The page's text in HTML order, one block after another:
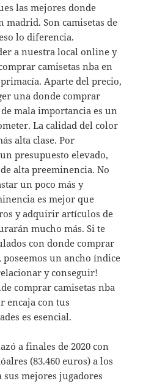
las mejores donde
madrid. Son camisetas de
lo diferencia.
a nuestra local online y
camisetas nba en
Aparte del precio,
una donde comprar
mala importancia es un
La calidad del color
alta clase. Por
presupuesto elevado,
alta preeminencia. No
un poco más y
es mejor que
y adquirir artículos de
mucho más. Si te
con donde comprar
un ancho índice
y conseguir!
comprar camisetas nba
encaja con tus
es esencial.
a finales de 2020 con
(83.460 euros) a los
sus mejores jugadores